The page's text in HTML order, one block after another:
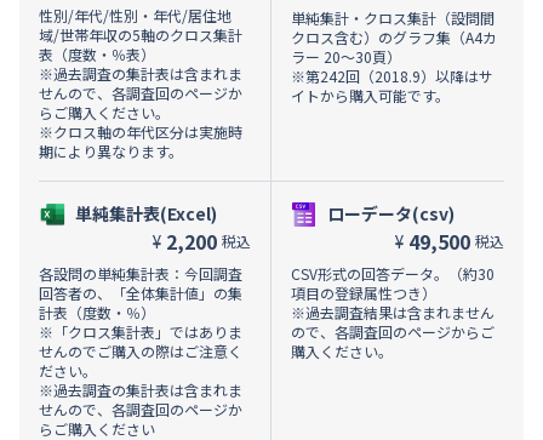
性別/年代/性別・年代/居住地
域/世帯年収の5軸のクロス集計
表（度数・％表）
※過去調査の集計表は含まれま
せんので、各調査回のページか
らご購入ください。
※クロス軸の年代区分は実施時
期により異なります。
単純集計表(Excel)
¥ 2,200 税込
各設問の単純集計表：今回調査
回答者の、「全体集計値」の集
計表（度数・％）
※「クロス集計表」ではありま
せんのでご購入の際はご注意く
ださい。
※過去調査の集計表は含まれま
せんので、各調査回のページか
らご購入ください
単純集計・クロス集計（設問間
クロス含む）のグラフ集（A4カ
ラー 20～30頁）
※第242回（2018.9）以降はサ
イトから購入可能です。
ローデータ(csv)
¥ 49,500 税込
CSV形式の回答データ。（約30
項目の登録属性つき）
※過去調査結果は含まれません
ので、各調査回のページからご
購入ください。